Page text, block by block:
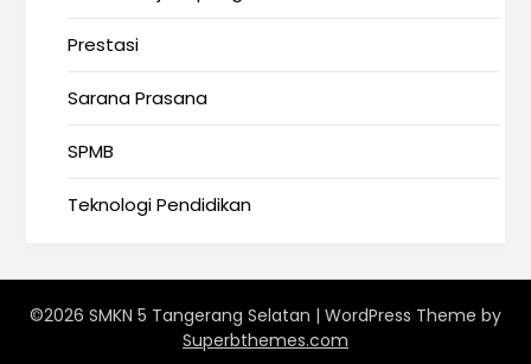
Prestasi
Sarana Prasana
SPMB
Teknologi Pendidikan
©2026 SMKN 5 Tangerang Selatan | WordPress Theme by
Superbthemes.com